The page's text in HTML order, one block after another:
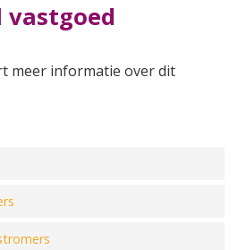
vastgoed
meer informatie over dit